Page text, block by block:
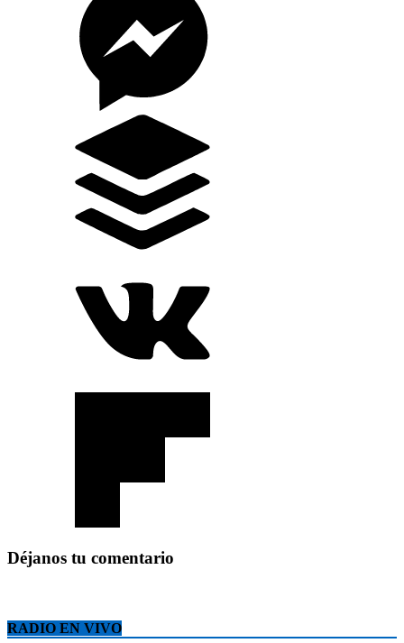
Déjanos tu comentario
RADIO EN VIVO